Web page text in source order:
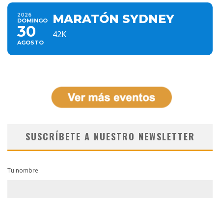
2026
DOMINGO
30
AGOSTO
MARATÓN SYDNEY
42K
SUSCRÍBETE A NUESTRO NEWSLETTER
Tu nombre